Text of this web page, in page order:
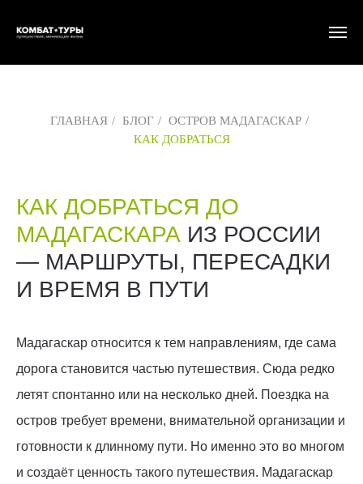
ГЛАВНАЯ / БЛОГ / ОСТРОВ МАДАГАСКАР /
КАК ДОБРАТЬСЯ
КАК ДОБРАТЬСЯ ДО
МАДАГАСКАРА ИЗ РОССИИ
— МАРШРУТЫ, ПЕРЕСАДКИ
И ВРЕМЯ В ПУТИ
Мадагаскар относится к тем направлениям, где сама
дорога становится частью путешествия. Сюда редко
летят спонтанно или на несколько дней. Поездка на
остров требует времени, внимательной организации и
готовности к длинному пути. Но именно это во многом
и создаёт ценность такого путешествия. Мадагаскар